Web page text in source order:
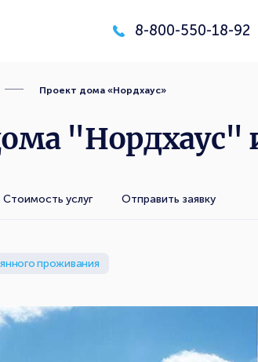
8-800-550-18-92
Проект дома «Нордхаус»
"Нордхаус"
Стоимость услуг Отправить заявку
проживания